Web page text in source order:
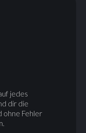
jedes
dir die
ohne Fehler